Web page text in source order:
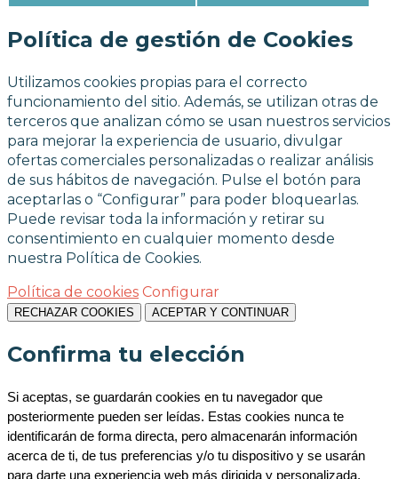
Política de gestión de Cookies
Utilizamos cookies propias para el correcto
funcionamiento del sitio. Además, se utilizan otras de
terceros que analizan cómo se usan nuestros servicios
para mejorar la experiencia de usuario, divulgar
ofertas comerciales personalizadas o realizar análisis
de sus hábitos de navegación. Pulse el botón para
aceptarlas o “Configurar” para poder bloquearlas.
Puede revisar toda la información y retirar su
consentimiento en cualquier momento desde
nuestra Política de Cookies.
Política de cookies Configurar
RECHAZAR COOKIES ACEPTAR Y CONTINUAR
Confirma tu elección
Si aceptas, se guardarán cookies en tu navegador que
posteriormente pueden ser leídas. Estas cookies nunca te
identificarán de forma directa, pero almacenarán información
acerca de ti, de tus preferencias y/o tu dispositivo y se usarán
para darte una experiencia web más dirigida y personalizada,